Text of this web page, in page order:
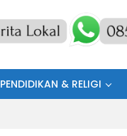
PENDIDIKAN & RELIGI